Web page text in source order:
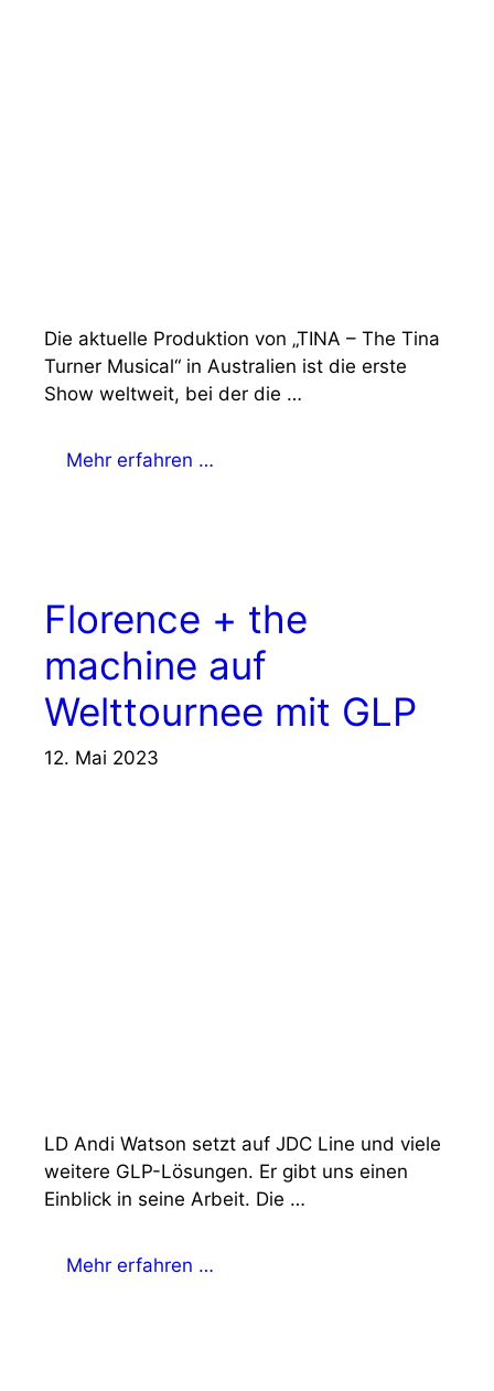
Die aktuelle Produktion von „TINA – The Tina
Turner Musical“ in Australien ist die erste
Show weltweit, bei der die …
Mehr erfahren …
Florence + the
machine auf
Welttournee mit GLP
12. Mai 2023
LD Andi Watson setzt auf JDC Line und viele
weitere GLP-Lösungen. Er gibt uns einen
Einblick in seine Arbeit. Die …
Mehr erfahren …